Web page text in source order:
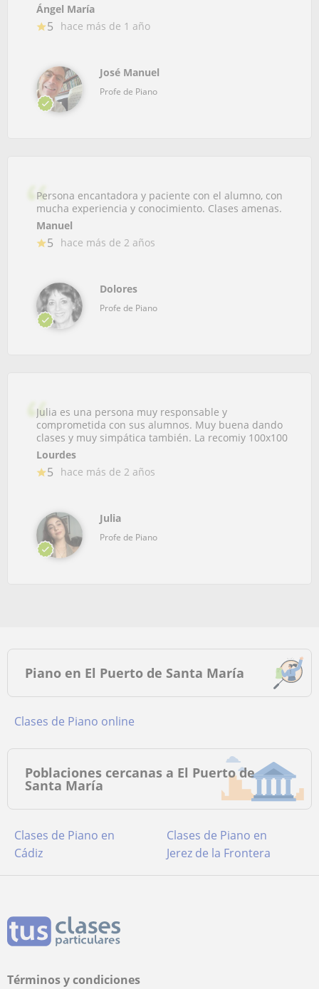
Ángel María
5 hace más de 1 año
José Manuel
Profe de Piano
Persona encantadora y paciente con el alumno, con
mucha experiencia y conocimiento. Clases amenas.
Manuel
5 hace más de 2 años
Dolores
Profe de Piano
Julia es una persona muy responsable y
comprometida con sus alumnos. Muy buena dando
clases y muy simpática también. La recomiy 100x100
Lourdes
5 hace más de 2 años
Julia
Profe de Piano
Piano en El Puerto de Santa María
Clases de Piano online
Poblaciones cercanas a El Puerto de
Santa María
Clases de Piano en
Cádiz
Clases de Piano en
Jerez de la Frontera
Términos y condiciones